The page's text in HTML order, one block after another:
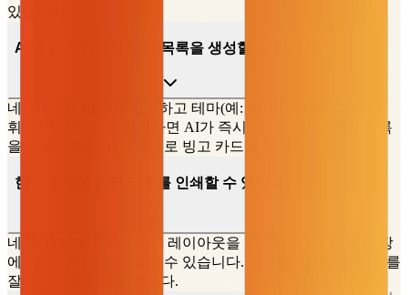
있습니다.
AI로 빙고 카드의 단어 목록을 생성할 수 있나요?
네! AI 생성 버튼을 클릭하고 테마(예: '베이비샤워', '과학 어
휘', '명절 단어')를 입력하면 AI가 즉시 테마에 맞는 단어 목록
을 만들어드립니다. 그대로 빙고 카드에 활용하세요.
한 페이지에 여러 카드를 인쇄할 수 있나요?
네! PDF 다운로드 시 2×2 레이아웃을 선택하면 A4 용지 한 장
에 빙고 카드 4장을 넣을 수 있습니다. 종이를 절약하고 카드를
잘라 배포하기도 쉽습니다.